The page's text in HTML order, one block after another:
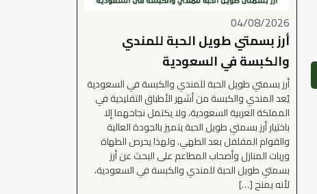
04/08/2026
أرز بسمتي طويل الحبة للمندي
والكبسة في السعودية
أرز بسمتي طويل الحبة للمندي والكبسة في السعودية
يُعد المندي والكبسة من أشهر الأطباق التقليدية في
المملكة العربية السعودية، ولا يكتمل نجاحهما إلا
باختيار أرز بسمتي طويل الحبة يتميز بالجودة العالية
والقوام المفلفل بعد الطهي. ولهذا يحرص الطهاة
وربات المنازل وأصحاب المطاعم على البحث عن أرز
بسمتي طويل الحبة للمندي والكبسة في السعودية،
لأنه يمنح […]